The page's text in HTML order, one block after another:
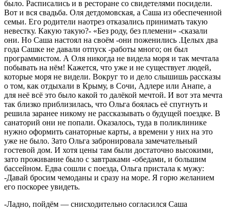
было. Расписались и в ресторане со свидетелями посидели.
Вот и вся свадьба. Оля детдомовская, а Саша из обеспеченной
семьи. Его родители наотрез отказались принимать такую
невестку. Какую такую?- «Без роду, без племени» -сказали
они. Но Саша настоял на своём -они поженились .Целых два
года Сашке не давали отпуск -работы много; он был
программистом. А Оля никогда не видела моря и так мечтала
побывать на нём! Кажется, что уже и не существует людей,
которые моря не видели. Вокруг то и дело слышишь рассказы
о том, как отдыхали в Крыму, в Сочи, Адлере или Анапе, а
для неё всё это было какой то далёкой мечтой. И вот эта мечта
так близко приблизилась, что Ольга боялась её спугнуть и
решила заранее никому не рассказывать о будущей поездке. В
санаторий они не попали. Оказалось, туда в поликлинике
нужно оформить санаторные карты, а времени у них на это
уже не было. Зато Ольга забронировала замечательный
гостевой дом. И хотя цены там были достаточно высокими,
зато проживание было с завтраками -обедами, и большим
бассейном. Едва сошли с поезда, Ольга пристала к мужу:
-Давай бросим чемоданы и сразу на море. Я горю желанием
его поскорее увидеть.
-Ладно, пойдём — снисходительно согласился Саша